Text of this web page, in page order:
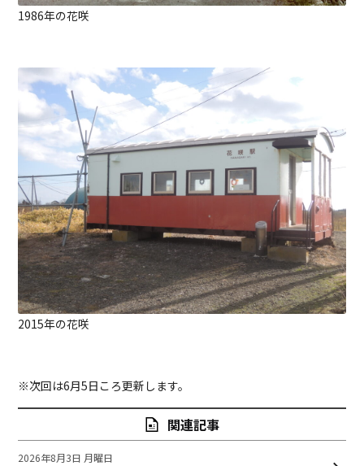
1986年の花咲
2015年の花咲
※次回は6月5日ころ更新します。
関連記事
2026年8月3日 月曜日